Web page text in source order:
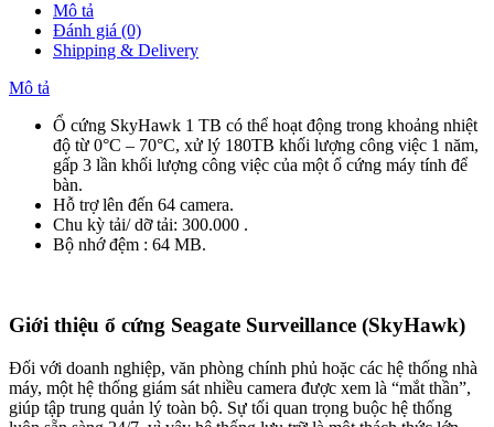
BH
24T
số
Mô tả
Đánh giá (0)
Shipping & Delivery
Mô tả
Ổ cứng SkyHawk 1 TB có thể hoạt động trong khoảng nhiệt
độ từ 0°C – 70°C, xử lý 180TB khối lượng công việc 1 năm,
gấp 3 lần khối lượng công việc của một ổ cứng máy tính để
bàn.
Hỗ trợ lên đến 64 camera.
Chu kỳ tải/ dỡ tải: 300.000 .
Bộ nhớ đệm : 64 MB.
Giới thiệu ổ cứng Seagate Surveillance (SkyHawk)
Đối với doanh nghiệp, văn phòng chính phủ hoặc các hệ thống nhà
máy, một hệ thống giám sát nhiều camera được xem là “mắt thần”,
giúp tập trung quản lý toàn bộ. Sự tối quan trọng buộc hệ thống